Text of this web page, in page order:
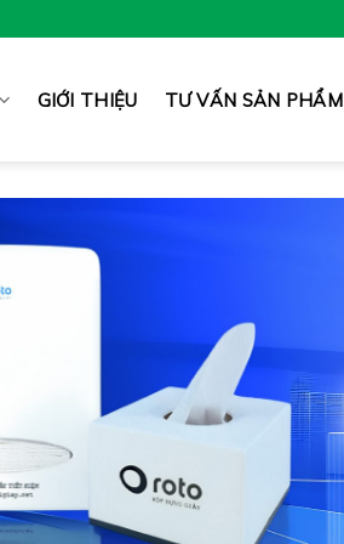
GIỚI THIỆU TƯ VẤN SẢN PHẨM